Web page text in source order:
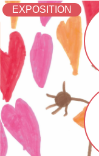
EXPOSITION